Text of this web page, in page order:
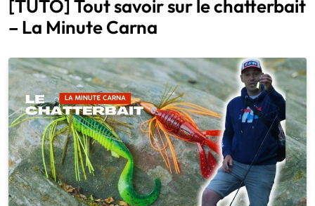
[TUTO] Tout savoir sur le chatterbait
– La Minute Carna